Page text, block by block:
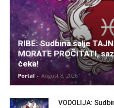
RIBE: Sudbina šalje
MORATE PROČITATI,
čeka!
Portal - August 8, 2026
VODOLIJA: